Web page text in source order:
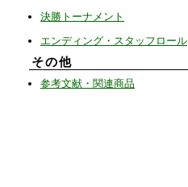
決勝トーナメント
エンディング・スタッフロール
その他
参考文献・関連商品